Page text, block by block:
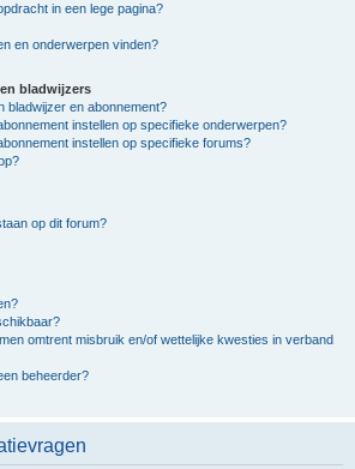
in een lege pagina?
en onderwerpen vinden?
bladwijzers
bladwijzer en abonnement?
instellen op specifieke onderwerpen?
instellen op specifieke forums?
op dit forum?
omtrent misbruik en/of wettelijke kwesties in verband
beheerder?